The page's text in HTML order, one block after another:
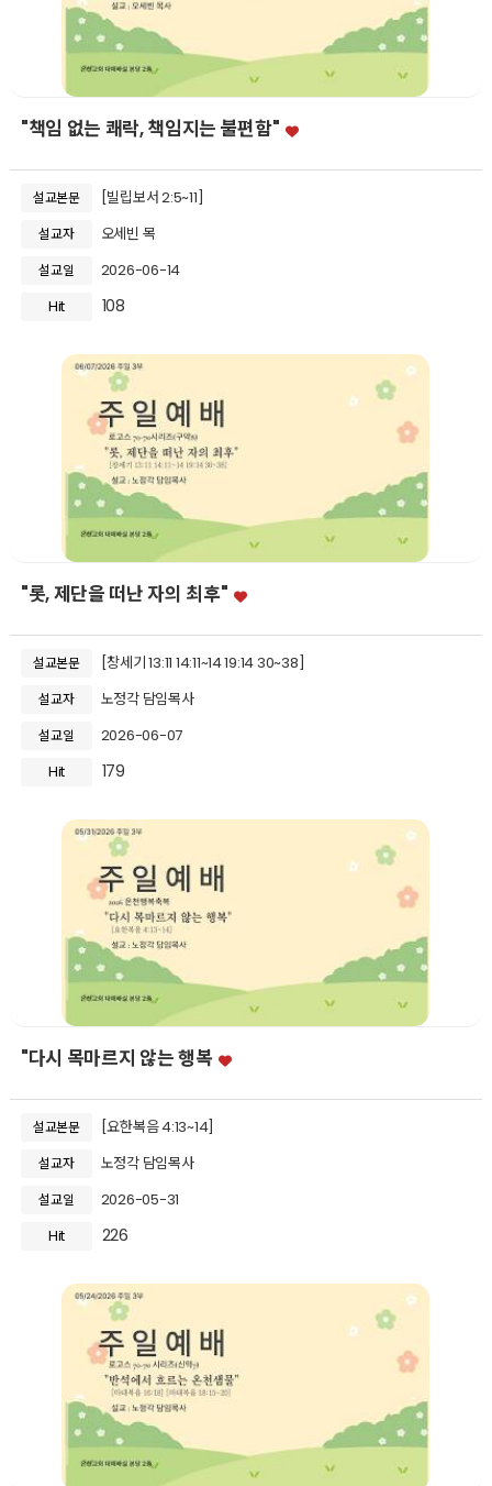
"책임 없는 쾌락, 책임지는 불편함"
설교본문 [빌립보서 2:5~11]
설교자 오세빈 목
설교일
2026-06-14
Hit
108
"롯, 제단을 떠난 자의 최후"
설교본문 [창세기 13:11 14:11~14 19:14 30~38]
설교자 노정각 담임목사
설교일
2026-06-07
Hit
179
"다시 목마르지 않는 행복
설교본문 [요한복음 4:13~14]
설교자 노정각 담임목사
설교일
2026-05-31
Hit
226